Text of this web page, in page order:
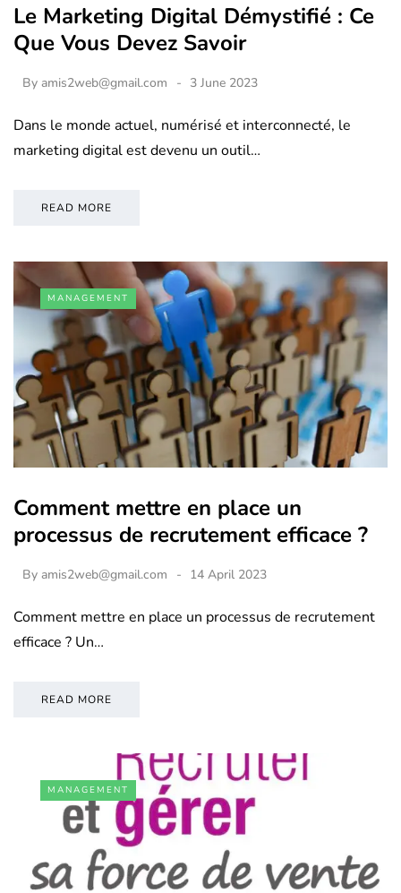
Le Marketing Digital Démystifié : Ce
Que Vous Devez Savoir
By amis2web@gmail.com 3 June 2023
Dans le monde actuel, numérisé et interconnecté, le
marketing digital est devenu un outil…
READ MORE
MANAGEMENT
Comment mettre en place un
processus de recrutement efficace ?
By amis2web@gmail.com 14 April 2023
Comment mettre en place un processus de recrutement
efficace ? Un…
READ MORE
MANAGEMENT